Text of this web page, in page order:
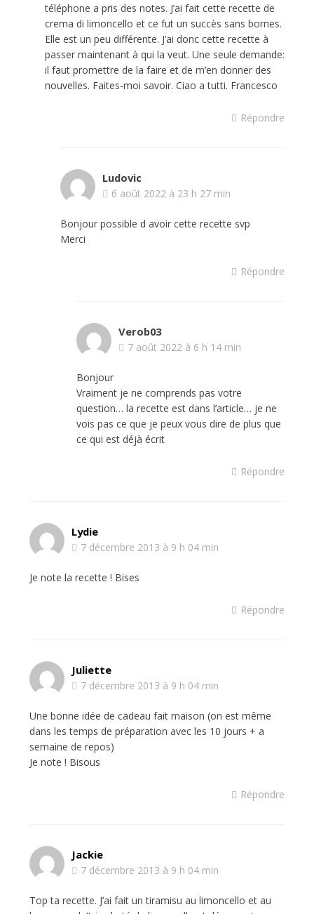
téléphone a pris des notes. J’ai fait cette recette de
crema di limoncello et ce fut un succès sans bornes.
Elle est un peu différente. J’ai donc cette recette à
passer maintenant à qui la veut. Une seule demande:
il faut promettre de la faire et de m’en donner des
nouvelles. Faites-moi savoir. Ciao a tutti. Francesco
Répondre
Ludovic
6 août 2022 à 23 h 27 min
Bonjour possible d avoir cette recette svp
Merci
Répondre
Verob03
7 août 2022 à 6 h 14 min
Bonjour
Vraiment je ne comprends pas votre
question… la recette est dans l’article… je ne
vois pas ce que je peux vous dire de plus que
ce qui est déjà écrit
Répondre
Lydie
7 décembre 2013 à 9 h 04 min
Je note la recette ! Bises
Répondre
Juliette
7 décembre 2013 à 9 h 04 min
Une bonne idée de cadeau fait maison (on est même
dans les temps de préparation avec les 10 jours + a
semaine de repos)
Je note ! Bisous
Répondre
Jackie
7 décembre 2013 à 9 h 04 min
Top ta recette. J’ai fait un tiramisu au limoncello et au